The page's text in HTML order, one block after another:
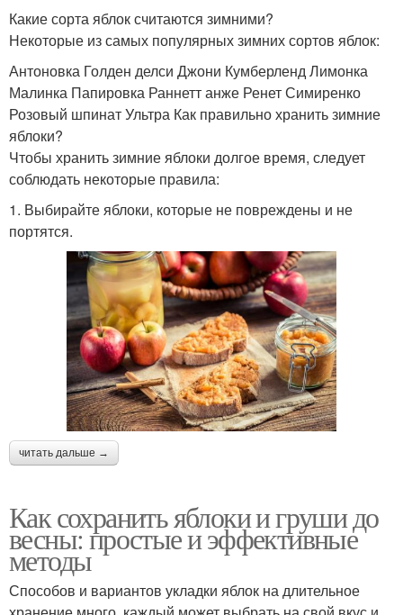
Какие сорта яблок считаются зимними?
Некоторые из самых популярных зимних сортов яблок:
Антоновка Голден делси Джони Кумберленд Лимонка
Малинка Папировка Раннетт анже Ренет Симиренко
Розовый шпинат Ультра Как правильно хранить зимние
яблоки?
Чтобы хранить зимние яблоки долгое время, следует
соблюдать некоторые правила:
1. Выбирайте яблоки, которые не повреждены и не
портятся.
читать дальше →
Как сохранить яблоки и груши до
весны: простые и эффективные
методы
Способов и вариантов укладки яблок на длительное